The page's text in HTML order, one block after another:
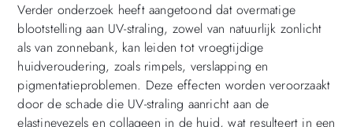
Verder onderzoek heeft aangetoond dat overmatige
blootstelling aan UV-straling, zowel van natuurlijk zonlicht
als van zonnebank, kan leiden tot vroegtijdige
huidveroudering, zoals rimpels, verslapping en
pigmentatieproblemen. Deze effecten worden veroorzaakt
door de schade die UV-straling aanricht aan de
elastinevezels en collageen in de huid, wat resulteert in een